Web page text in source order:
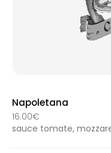
Napoletana
16.00€
sauce tomate,